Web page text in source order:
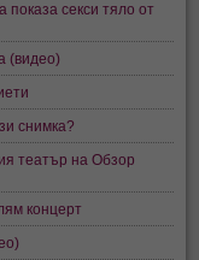
секси тяло от
(видео)
снимка?
театър на Обзор
концерт